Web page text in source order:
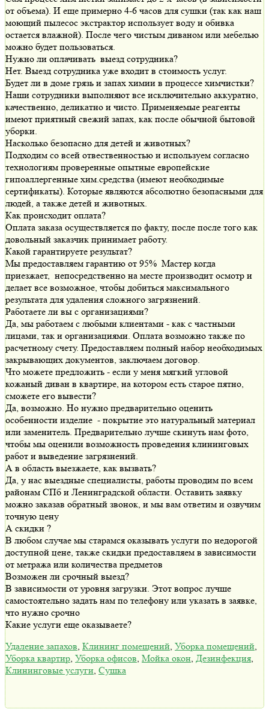
от объема). И еще примерно 4-6 часов для сушки (так как наш
моющий пылесос экстрактор использует воду и обивка
остается влажной). После чего чистым диваном или мебелью
можно будет пользоваться.
Нужно ли оплачивать выезд сотрудника?
Нет. Выезд сотрудника уже входит в стоимость услуг.
Будет ли в доме грязь и запах химии в процессе химчистки?
Наши сотрудники выполняют все исключительно аккуратно,
качественно, деликатно и чисто. Применяемые реагенты
имеют приятный свежий запах, как после обычной бытовой
уборки.
Насколько безопасно для детей и животных?
Подходим со всей отвественностью и используем согласно
технологиям проверенные опытные европейские
гипоаллергенные хим.средства (имеют необходимые
сертификаты). Которые являются абсолютно безопасными для
людей, а также детей и животных.
Как происходит оплата?
Оплата заказа осуществляется по факту, после после того как
довольный заказчик принимает работу.
Какой гарантируете результат?
Мы предоставляем гарантию от 95% Мастер когда
приезжает, непосредственно на месте производит осмотр и
делает все возможное, чтобы добиться максимального
результата для удаления сложного загрязнений.
Работаете ли вы с организациями?
Да, мы работаем с любыми клиентами - как с частными
лицами, так и организациями. Оплата возможно также по
расчетному счету. Предоставляем полный набор необходимых
закрывающих документов, заключаем договор.
Что можете предложить - если у меня мягкий угловой
кожаный диван в квартире, на котором есть старое пятно,
сможете его вывести?
Да, возможно. Но нужно предварительно оценить
особенности изделие - покрытие это натуральный материал
или заменитель. Предварительно лучше скинуть нам фото,
чтобы мы оценили возможность проведения клининговых
работ и выведение загрязнений.
А в область выезжаете, как вызвать?
Да, у нас выездные специалисты, работы проводим по всем
районам СПб и Ленинградской области. Оставить заявку
можно заказав обратный звонок, и мы вам ответим и озвучим
точную цену
А скидки ?
В любом случае мы старамся оказывать услуги по недорогой
доступной цене, также скидки предоставляем в зависимости
от метража или количества предметов
Возможен ли срочный выезд?
В зависимости от уровня загрузки. Этот вопрос лучше
самостоятельно задать нам по телефону или указать в заявке,
что нужно срочно
Какие услуги еще оказываете?
Удаление запахов, Клининг помещений, Уборка помещений,
Уборка квартир, Уборка офисов, Мойка окон, Дезинфекция,
Клининговые услуги, Сушка